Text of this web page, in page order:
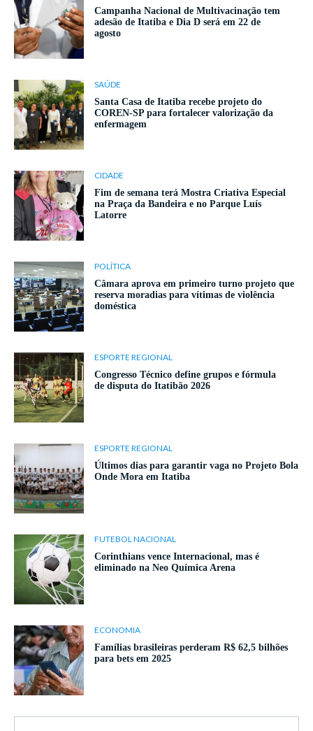
Campanha Nacional de Multivacinação tem
adesão de Itatiba e Dia D será em 22 de
agosto
SAÚDE
Santa Casa de Itatiba recebe projeto do
COREN-SP para fortalecer valorização da
enfermagem
CIDADE
Fim de semana terá Mostra Criativa Especial
na Praça da Bandeira e no Parque Luís
Latorre
POLÍTICA
Câmara aprova em primeiro turno projeto que
reserva moradias para vítimas de violência
doméstica
ESPORTE REGIONAL
Congresso Técnico define grupos e fórmula
de disputa do Itatibão 2026
ESPORTE REGIONAL
Últimos dias para garantir vaga no Projeto Bola
Onde Mora em Itatiba
FUTEBOL NACIONAL
Corinthians vence Internacional, mas é
eliminado na Neo Química Arena
ECONOMIA
Famílias brasileiras perderam R$ 62,5 bilhões
para bets em 2025